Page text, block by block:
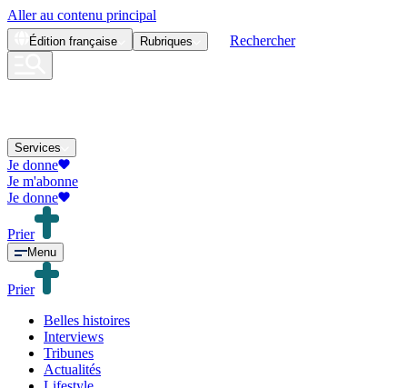
Aller au contenu principal
Édition française Rubriques Rechercher
Services
Je donne
Je m'abonne
Je donne
Prier
Menu
Prier
Belles histoires
Interviews
Tribunes
Actualités